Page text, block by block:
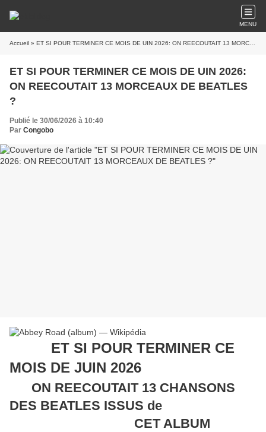
MENU
Accueil » ET SI POUR TERMINER CE MOIS DE UIN 2026: ON REECOUTAIT 13 MORCEAUX DE BEATLES ?
ET SI POUR TERMINER CE MOIS DE UIN 2026:
ON REECOUTAIT 13 MORCEAUX DE BEATLES
?
Publié le 30/06/2026 à 10:40
Par Congobo
ET SI POUR TERMINER CE
MOIS DE JUIN 2026
ON REECOUTAIT 13 CHANSONS
DES BEATLES ISSUS de
CET ALBUM